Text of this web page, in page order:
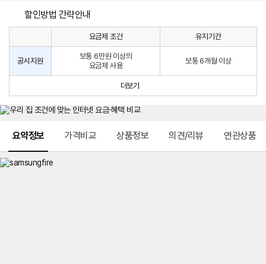
할인방법 간략안내
원
선
택
약
정
사
인
법
요금제 조건 유지기간
공시지원
보통 6만원 이상의
요금제 사용
보통 6개월 이상
더보기
요약정보 가격비교 상품정보 의견/리뷰 연관상품